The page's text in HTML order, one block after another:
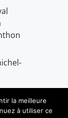
la meilleure
à utiliser ce